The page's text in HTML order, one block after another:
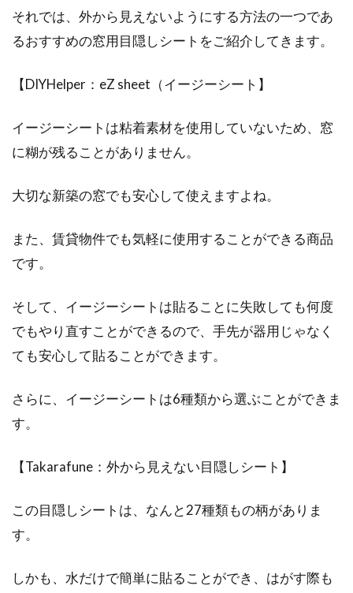
それでは、外から見えないようにする方法の一つであ
るおすすめの窓用目隠しシートをご紹介してきます。
【DIYHelper：eZ sheet（イージーシート】
イージーシートは粘着素材を使用していないため、窓
に糊が残ることがありません。
大切な新築の窓でも安心して使えますよね。
また、賃貸物件でも気軽に使用することができる商品
です。
そして、イージーシートは貼ることに失敗しても何度
でもやり直すことができるので、手先が器用じゃなく
ても安心して貼ることができます。
さらに、イージーシートは6種類から選ぶことができま
す。
【Takarafune：外から見えない目隠しシート】
この目隠しシートは、なんと27種類もの柄がありま
す。
しかも、水だけで簡単に貼ることができ、はがす際も